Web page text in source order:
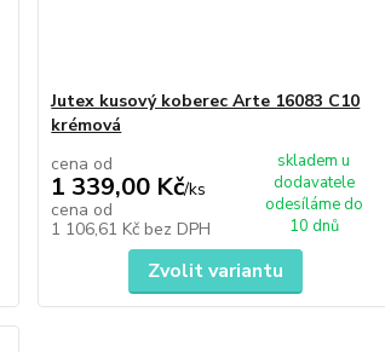
Jutex kusový koberec Arte 16083 C10
krémová
cena od
1 339,00 Kč/ks
cena od
1 106,61 Kč bez DPH
skladem u
dodavatele
odesíláme do
10 dnů
Zvolit variantu